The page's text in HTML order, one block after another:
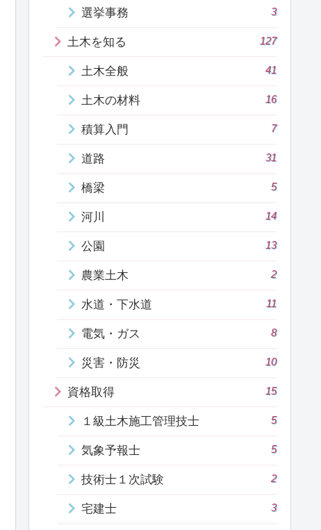
選挙事務 3
土木を知る 127
土木全般 41
土木の材料 16
積算入門 7
道路 31
橋梁 5
河川 14
公園 13
農業土木 2
水道・下水道 11
電気・ガス 8
災害・防災 10
資格取得 15
１級土木施工管理技士 5
気象予報士 5
技術士１次試験 2
宅建士 3